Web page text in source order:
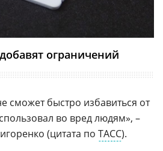
ограничений
сможет быстро избавиться от
во вред людям», –
(цитата по ТАСС).